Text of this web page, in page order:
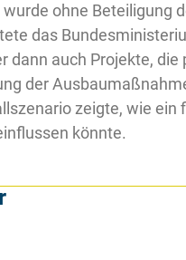
ohne Beteiligung
das
dann auch Projekte,
der
zeigte, wie
könnte.